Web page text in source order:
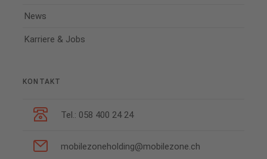
News
Karriere & Jobs
KONTAKT
Tel.: 058 400 24 24
mobilezoneholding@mobilezone.ch